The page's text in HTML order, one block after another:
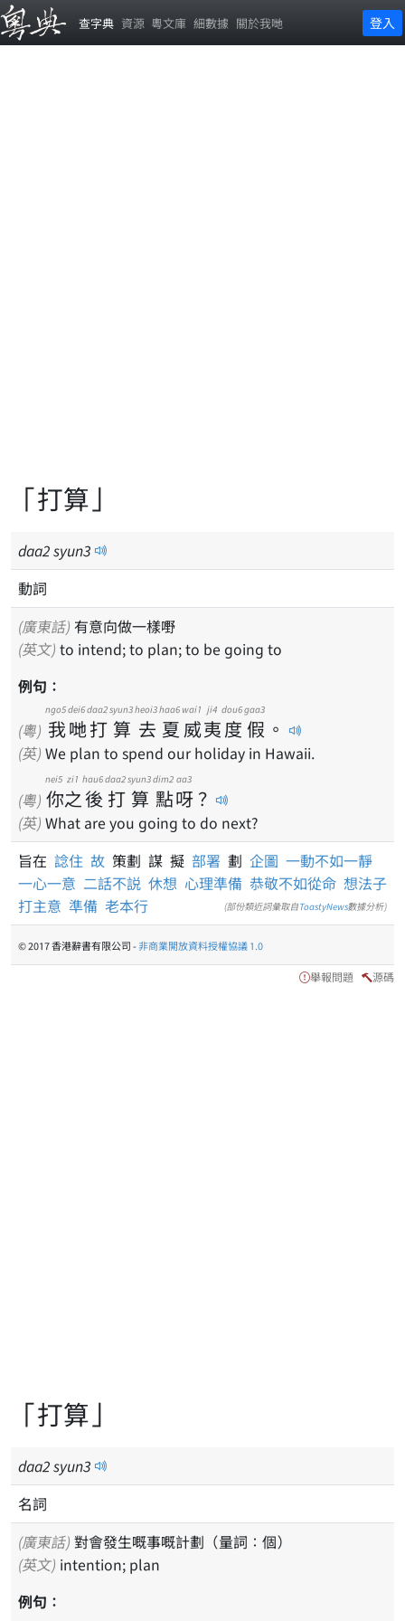
查字典 資源 粵文庫 細數據 關於我哋 登入
「打算」
daa2syun3
動詞
(廣東話) 有意向做一樣嘢
(英文) to intend; to plan; to be going to
例句：
(粵) 我
ngo5
哋
dei6
打
daa2
算
syun3
去
heoi3
夏
haa6
威
wai1
夷
ji4
度
dou6
假
gaa3
。
(英) We plan to spend our holiday in Hawaii.
(粵) 你
nei5
之
zi1
後
hau6
打
daa2
算
syun3
點
dim2
呀
aa3
？
(英) What are you going to do next?
旨在 諗住 故 策劃 謀 擬 部署 劃 企圖 一動不如一靜
一心一意 二話不説 休想 心理準備 恭敬不如從命 想法子
打主意 準備 老本行 (部份類近詞彙取自ToastyNews數據分析)
© 2017 香港辭書有限公司 -非商業開放資料授權協議 1.0
舉報問題 源碼
「打算」
daa2syun3
名詞
(廣東話) 對會發生嘅事嘅計劃（量詞：個）
(英文) intention; plan
例句：